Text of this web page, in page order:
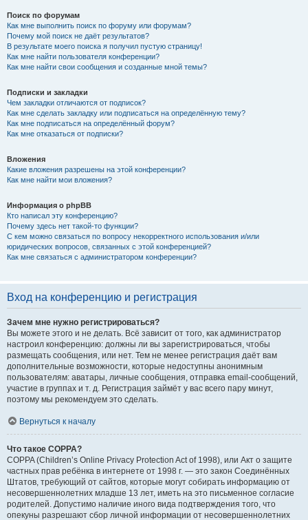
Поиск по форумам
Как мне выполнить поиск по форуму или форумам?
Почему мой поиск не даёт результатов?
В результате моего поиска я получил пустую страницу!
Как мне найти пользователя конференции?
Как мне найти свои сообщения и созданные мной темы?
Подписки и закладки
Чем закладки отличаются от подписок?
Как мне сделать закладку или подписаться на определённую тему?
Как мне подписаться на определённый форум?
Как мне отказаться от подписки?
Вложения
Какие вложения разрешены на этой конференции?
Как мне найти мои вложения?
Информация о phpBB
Кто написал эту конференцию?
Почему здесь нет такой-то функции?
С кем можно связаться по вопросу некорректного использования и/или
юридических вопросов, связанных с этой конференцией?
Как мне связаться с администратором конференции?
Вход на конференцию и регистрация
Зачем мне нужно регистрироваться?
Вы можете этого и не делать. Всё зависит от того, как администратор
настроил конференцию: должны ли вы зарегистрироваться, чтобы
размещать сообщения, или нет. Тем не менее регистрация даёт вам
дополнительные возможности, которые недоступны анонимным
пользователям: аватары, личные сообщения, отправка email-сообщений,
участие в группах и т. д. Регистрация займёт у вас всего пару минут,
поэтому мы рекомендуем это сделать.
Вернуться к началу
Что такое COPPA?
COPPA (Children’s Online Privacy Protection Act of 1998), или Акт о защите
частных прав ребёнка в интернете от 1998 г. — это закон Соединённых
Штатов, требующий от сайтов, которые могут собирать информацию от
несовершеннолетних младше 13 лет, иметь на это письменное согласие
родителей. Допустимо наличие иного вида подтверждения того, что
опекуны разрешают сбор личной информации от несовершеннолетних